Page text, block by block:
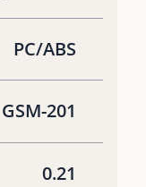
PC/ABS
GSM-201
0.21